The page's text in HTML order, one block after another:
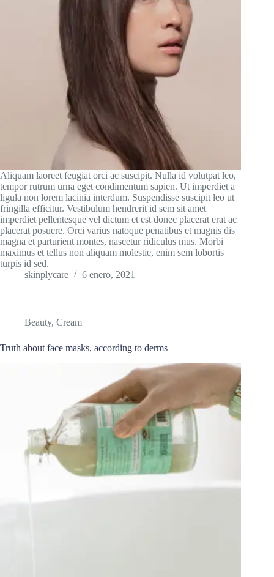
Aliquam laoreet feugiat orci ac suscipit. Nulla id volutpat leo,
tempor rutrum urna eget condimentum sapien. Ut imperdiet a
ligula non lorem lacinia interdum. Suspendisse suscipit leo ut
fringilla efficitur. Vestibulum hendrerit id sem sit amet
imperdiet pellentesque vel dictum et est donec placerat erat ac
placerat posuere. Orci varius natoque penatibus et magnis dis
magna et parturient montes, nascetur ridiculus mus. Morbi
maximus et tellus non aliquam molestie, enim sem lobortis
turpis id sed.
skinplycare
6 enero, 2021
Beauty, Cream
Truth about face masks, according to derms